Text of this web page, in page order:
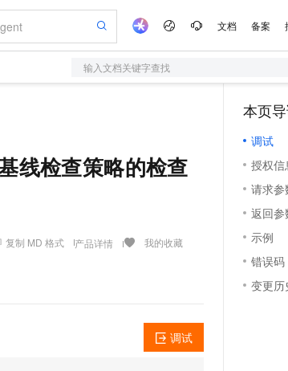
文档 备案
输入文档关键字查找
线检查策略的检查
复制 MD 格式 产品详情 我的收藏
调试
本页
调试
授权信
请求参
返回参
示例
错误码
变更历
HappyHorse-1.1-T2V
语音识别
Qwen3-TTS-
云数据库 RDS
面向真实软件的智能体编程平台
云原生的云上边界网络安全防护产品
轻量应用服务器
数字证书管理
实现全站HTTPS
短信服务
大数据开发治
即刻拥有 DeepSeek-V4-Pro
从聊天伙伴进化为能主动干活的本地数字员工
一句话生成原
输入一句话想法,
一键部署幻兽帕
一键购买专属联
漫剧工坊：一
快速生产连贯的
10 分钟搭建微
高效部署网站，
低至2折
AI 场景体验
AI 电商营销
图文、视频一站生成，高效打造优质广告素材
AI助力短剧漫剧创作，剧本、分镜、视频高效生成
AI 活动
AI 生产力先锋
先锋实践拓展 AI
飞天发布时刻
所见，即是所愿
AI 实训营
从基础到进阶，
创新加速
配置报价器
阿里云
益加
基础软件
宝塔 Linux
CentOS
JAVA
专业服务
公司注册
上云迁移
代维服务
产品伙伴合作计划
云存储合作计划
云网络合作计划
服务伙伴合
Al MaaS 服务
伙伴信用分合作
更多支持
合作伙伴培训与
查询合作伙伴
登录合作伙伴管
阿里云认证
全部认证
训练营
开发者社区
镜像站
我要反馈
我要建议
市场活动
云栖大会
魔搭 ModelScope
加入我们
校园招聘